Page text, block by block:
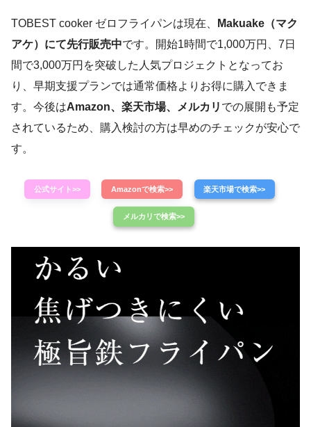
TOBEST cooker ゼロフライパンは現在、
Makuake（マク
アケ）にて先行販売中です。開始1時間で1,000万円、7日
間で3,000万円を突破した人気プロジェクトとなってお
り、早期支援プランでは通常価格よりお得に購入できま
す。今後はAmazon、楽天市場、メルカリ での展開も予定
されているため、購入検討の方は早めのチェックが安心で
す。
公式サイト>> Amazonで検索>> 楽天市場で検索>>
メルカリで検索>>